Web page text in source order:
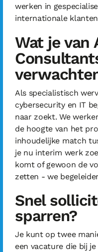
werken in
internationale
Wat je van
Als specialistisch
cybersecurity en IT
naar zoekt. We
de hoogte van het
inhoudelijke match
je nu interim werk
komt of gewoon de
zetten - we
Snel
sparren?
Je kunt op twee
een vacature die bij